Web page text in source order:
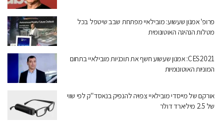
פרופ' אמנון שעשוע: מובילאיי מפתחת שבב שיטפל בכל
מטלות הנהיגה האוטונומית
CES2021: אמנון שעשוע חשף את תוכניות מובילאיי בתחום
המוניות האוטונומיות
אורקם של מייסדי מובילאיי צפויה להנפיק בנאסד"ק לפי שווי
של 2.5 מיליארד דולר